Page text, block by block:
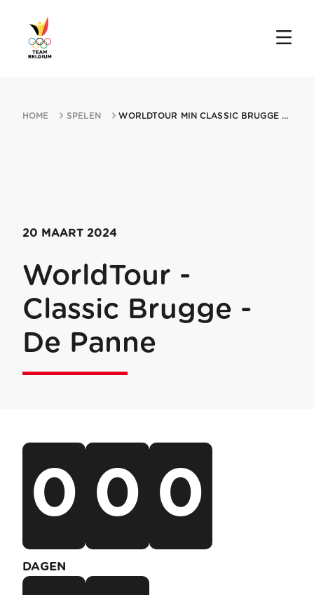
HOME SPELEN WORLDTOUR MIN CLASSIC BRUGGE MIN DE PANNE 20032024 DE PANNE
20 MAART 2024
WorldTour -
Classic Brugge -
De Panne
0 0 0
DAGEN